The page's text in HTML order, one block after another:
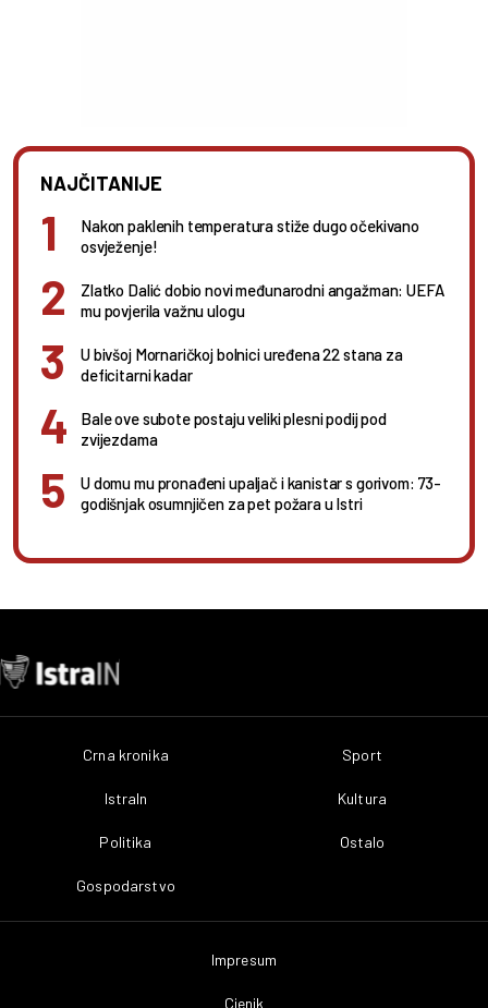
NAJČITANIJE
Nakon paklenih temperatura stiže dugo očekivano
osvježenje!
Zlatko Dalić dobio novi međunarodni angažman: UEFA
mu povjerila važnu ulogu
U bivšoj Mornaričkoj bolnici uređena 22 stana za
deficitarni kadar
Bale ove subote postaju veliki plesni podij pod
zvijezdama
U domu mu pronađeni upaljač i kanistar s gorivom: 73-
godišnjak osumnjičen za pet požara u Istri
Crna kronika
IstraIn
Politika
Gospodarstvo
Sport
Kultura
Ostalo
Impresum
Cjenik